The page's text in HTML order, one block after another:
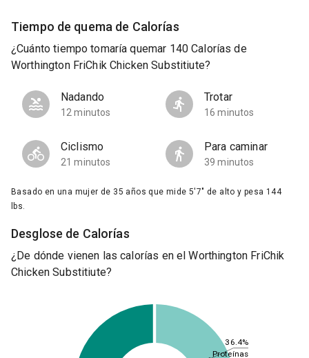
Tiempo de quema de Calorías
¿Cuánto tiempo tomaría quemar 140 Calorías de
Worthington FriChik Chicken Substitiute?
Nadando
12 minutos
Trotar
16 minutos
Ciclismo
21 minutos
Para caminar
39 minutos
Basado en una mujer de 35 años que mide 5'7" de alto y pesa 144
lbs.
Desglose de Calorías
¿De dónde vienen las calorías en el Worthington FriChik
Chicken Substitiute?
36.4%
Proteínas